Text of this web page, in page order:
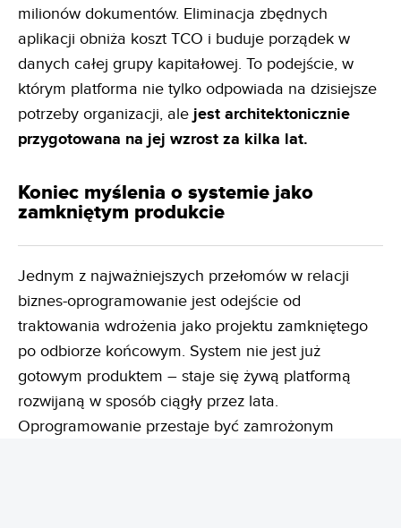
milionów dokumentów. Eliminacja zbędnych
aplikacji obniża koszt TCO i buduje porządek w
danych całej grupy kapitałowej. To podejście, w
którym platforma nie tylko odpowiada na dzisiejsze
potrzeby organizacji, ale jest architektonicznie
przygotowana na jej wzrost za kilka lat.
Koniec myślenia o systemie jako
zamkniętym produkcie
Jednym z najważniejszych przełomów w relacji
biznes-oprogramowanie jest odejście od
traktowania wdrożenia jako projektu zamkniętego
po odbiorze końcowym. System nie jest już
gotowym produktem – staje się żywą platformą
rozwijaną w sposób ciągły przez lata.
Oprogramowanie przestaje być zamrożonym